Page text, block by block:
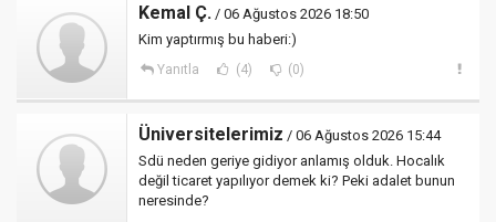
Kemal Ç. / 06 Ağustos 2026 18:50
Kim yaptırmış bu haberi:)
Yanıtla (4) (0)
Üniversitelerimiz / 06 Ağustos 2026 15:44
Sdü neden geriye gidiyor anlamış olduk. Hocalık
değil ticaret yapılıyor demek ki? Peki adalet bunun
neresinde?